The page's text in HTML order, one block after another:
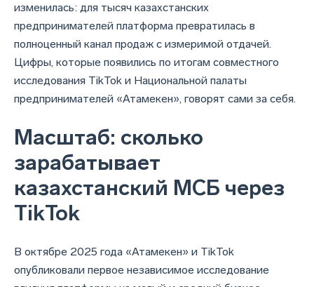
изменилась: для тысяч казахстанских
предпринимателей платформа превратилась в
полноценный канал продаж с измеримой отдачей.
Цифры, которые появились по итогам совместного
исследования TikTok и Национальной палаты
предпринимателей «Атамекен», говорят сами за себя.
Масштаб: сколько
зарабатывает
казахстанский МСБ через
TikTok
В октябре 2025 года «Атамекен» и TikTok
опубликовали первое независимое исследование